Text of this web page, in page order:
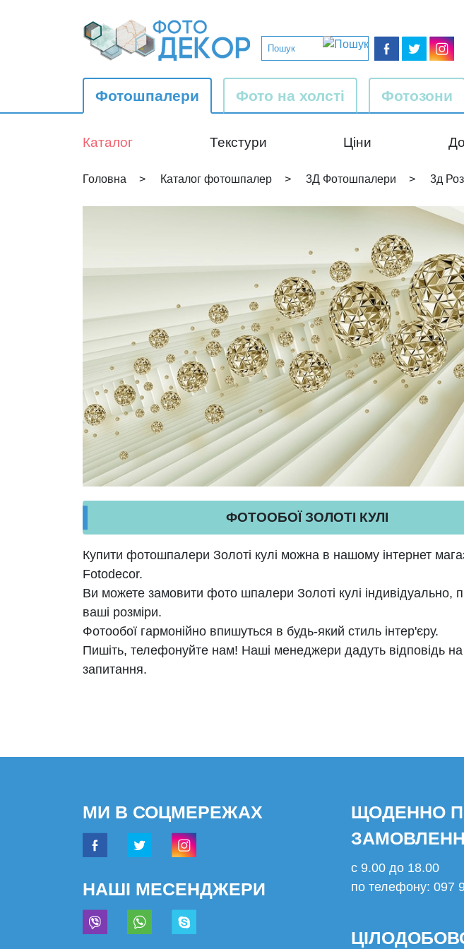
Фотошпалери Фото на холсті Фотозони
Каталог Текстури Ціни
Головна Каталог фотошпалер 3Д Фотошпалери 3д
ФОТООБОЇ ЗОЛОТІ КУЛІ
Купити фотошпалери Золоті кулі можна в нашому інтернет
Fotodecor.
Ви можете замовити фото шпалери Золоті кулі індивідуально,
ваші розміри.
Фотообої гармонійно впишуться в будь-який стиль інтер'єру.
Пишіть, телефонуйте нам! Наші менеджери дадуть відповідь на
запитання.
МИ В СОЦМЕРЕЖАХ
НАШІ МЕСЕНДЖЕРИ
ЩОДЕННО
с 9.00 до 18.00
по телефону: 097